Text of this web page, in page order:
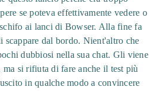
se poteva effettivamente vedere o
ai lanci di Bowser. Alla fine fa
scappare dal bordo. Nient'altro che
dubbiosi nella sua chat. Gli viene
si rifiuta di fare anche il test più
in qualche modo a convincere